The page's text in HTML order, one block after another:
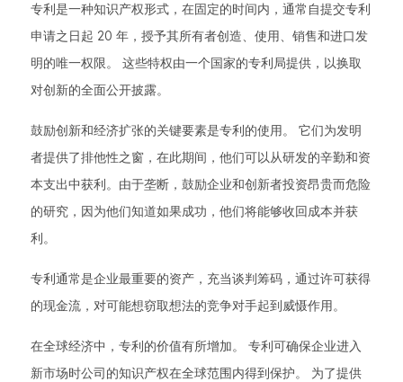
专利是一种知识产权形式，在固定的时间内，通常自提交专利
申请之日起 20 年，授予其所有者创造、使用、销售和进口发
明的唯一权限。 这些特权由一个国家的专利局提供，以换取
对创新的全面公开披露。
鼓励创新和经济扩张的关键要素是专利的使用。 它们为发明
者提供了排他性之窗，在此期间，他们可以从研发的辛勤和资
本支出中获利。由于垄断，鼓励企业和创新者投资昂贵而危险
的研究，因为他们知道如果成功，他们将能够收回成本并获
利。
专利通常是企业最重要的资产，充当谈判筹码，通过许可获得
的现金流，对可能想窃取想法的竞争对手起到威慑作用。
在全球经济中，专利的价值有所增加。 专利可确保企业进入
新市场时公司的知识产权在全球范围内得到保护。 为了提供